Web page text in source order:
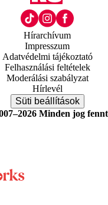
Hírarchívum
Impresszum
Adatvédelmi tájékoztató
Felhasználási feltételek
Moderálási szabályzat
Hírlevél
Süti beállítások
Minden jog